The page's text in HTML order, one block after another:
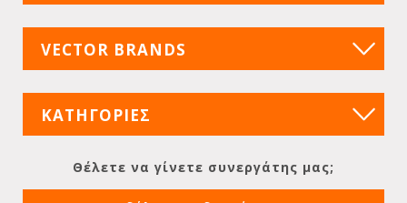
VECTOR BRANDS
ΚΑΤΗΓΟΡΙΕΣ
Θέλετε να γίνετε συνεργάτης μας;